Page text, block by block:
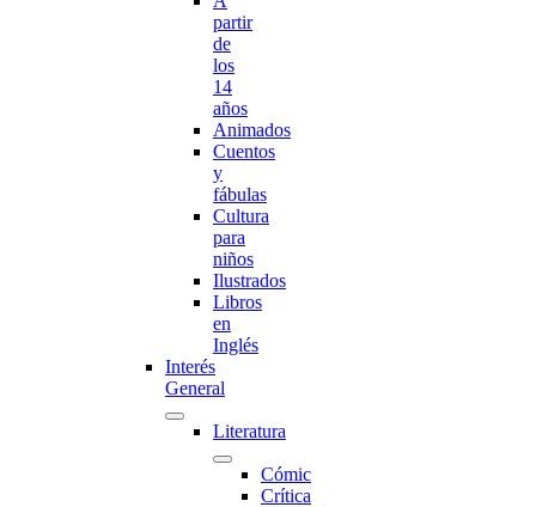
partir
de
los
14
años
Animados
Cuentos
y
fábulas
Cultura
para
niños
Ilustrados
Libros
en
Inglés
Interés
General
Literatura
Cómic
Crítica